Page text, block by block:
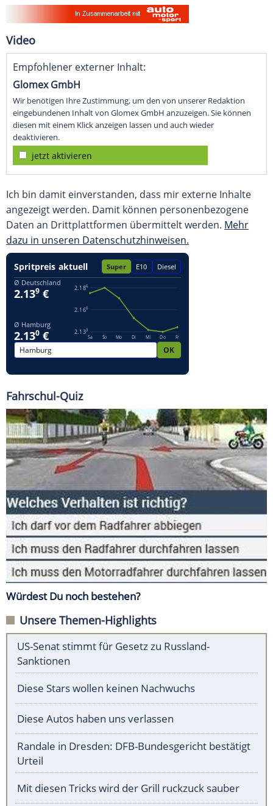
Video
Empfohlener externer Inhalt:
Glomex GmbH
Wir benötigen Ihre Zustimmung, um den von unserer Redaktion
eingebundenen Inhalt von Glomex GmbH anzuzeigen. Sie können
diesen mit einem Klick anzeigen lassen und auch wieder
deaktivieren.
jetzt aktivieren
Ich bin damit einverstanden, dass mir externe Inhalte
angezeigt werden. Damit können personenbezogene
Daten an Drittplattformen übermittelt werden. Mehr
dazu in unseren Datenschutzhinweisen.
Fahrschul-Quiz
Würdest Du noch bestehen?
Unsere Themen-Highlights
US-Senat stimmt für Gesetz zu Russland-
Sanktionen
Diese Stars wollen keinen Nachwuchs
Diese Autos haben uns verlassen
Randale in Dresden: DFB-Bundesgericht bestätigt
Urteil
Mit diesen Tricks wird der Grill ruckzuck sauber